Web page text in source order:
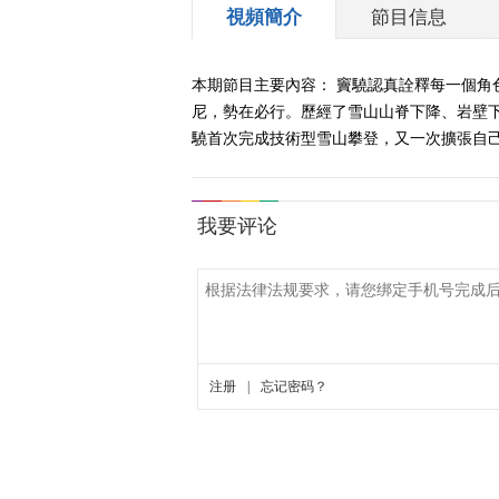
視頻簡介 節目信息
本期節目主要內容： 竇驍認真詮釋每一個
尼，勢在必行。歷經了雪山山脊下降、岩壁
驍首次完成技術型雪山攀登，又一次擴張自